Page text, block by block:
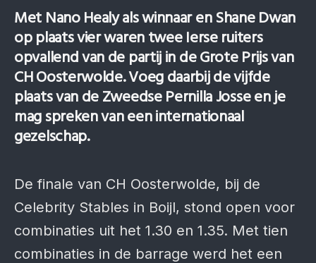
Met Nano Healy als winnaar en Shane Dwan
op plaats vier waren twee Ierse ruiters
opvallend van de partij in de Grote Prijs van
CH Oosterwolde. Voeg daarbij de vijfde
plaats van de Zweedse Pernilla Josse en je
mag spreken van een internationaal
gezelschap.
De finale van CH Oosterwolde, bij de
Celebrity Stables in Boijl, stond open voor
combinaties uit het 1.30 en 1.35. Met tien
combinaties in de barrage werd het een